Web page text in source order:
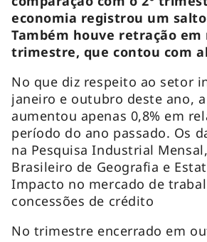
economia registrou um salto
Também houve retração em
trimestre, que contou com
No que diz respeito ao setor
janeiro e outubro deste ano,
aumentou apenas 0,8% em
período do ano passado. Os
na Pesquisa Industrial
Brasileiro de Geografia e
Impacto no mercado de
concessões de crédito
No trimestre encerrado em